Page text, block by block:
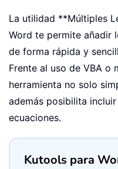
La utilidad **Múltiples
Word te permite añadir
de forma rápida y
Frente al uso de VBA o
herramienta no solo
además posibilita
ecuaciones.
Kutools para